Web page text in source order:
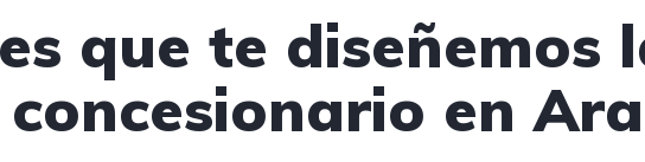
que te diseñemos
concesionario en